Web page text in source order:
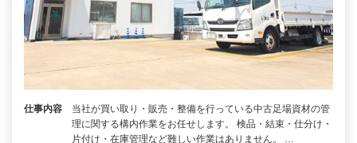
仕事内容
当社が買い取り・販売・整備を行っている中古足場資材の管
理に関する構内作業をお任せします。 検品・結束・仕分け・
片付け・在庫管理など難しい作業はありません。 …